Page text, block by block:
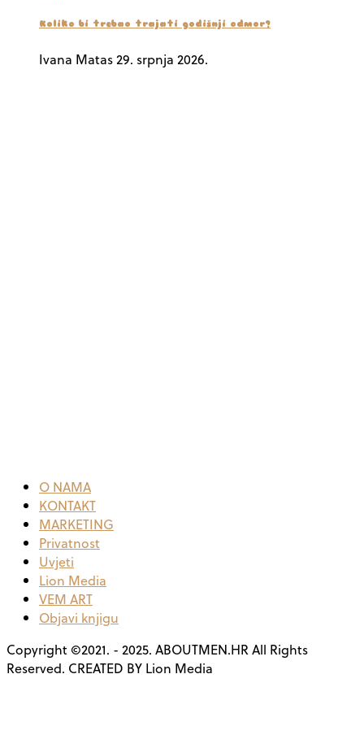
Koliko bi trebao trajati godišnji odmor?
Ivana Matas29. srpnja 2026.
O NAMA
KONTAKT
MARKETING
Privatnost
Uvjeti
Lion Media
VEM ART
Objavi knjigu
Copyright ©2021. - 2025. ABOUTMEN.HR All Rights
Reserved. CREATED BY Lion Media